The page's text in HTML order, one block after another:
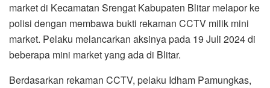
market di Kecamatan Srengat Kabupaten Blitar melapor ke
polisi dengan membawa bukti rekaman CCTV milik mini
market. Pelaku melancarkan aksinya pada 19 Juli 2024 di
beberapa mini market yang ada di Blitar.
Berdasarkan rekaman CCTV, pelaku Idham Pamungkas,